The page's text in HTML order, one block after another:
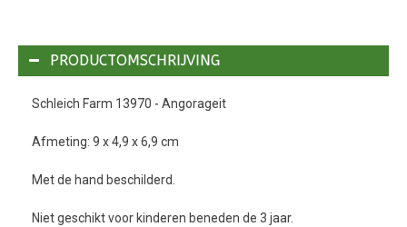
PRODUCTOMSCHRIJVING
Schleich Farm 13970 - Angorageit
Afmeting: 9 x 4,9 x 6,9 cm
Met de hand beschilderd.
Niet geschikt voor kinderen beneden de 3 jaar.